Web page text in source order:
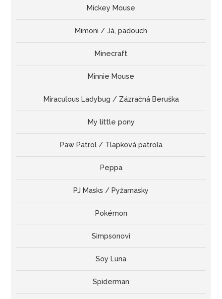
Mickey Mouse
Mimoni / Já, padouch
Minecraft
Minnie Mouse
Miraculous Ladybug / Zázračná Beruška
My little pony
Paw Patrol / Tlapková patrola
Peppa
PJ Masks / Pyžamasky
Pokémon
Simpsonovi
Soy Luna
Spiderman